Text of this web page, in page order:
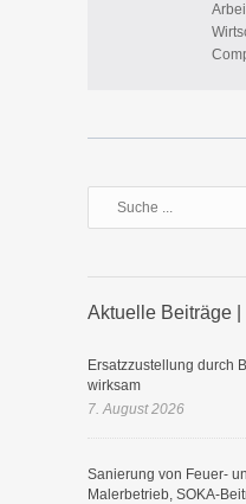
Aktuelle Beiträge |
Ersatzzustellung durch
wirksam
7. August 2026
Sanierung von Feuer-
Malerbetrieb, SOKA-